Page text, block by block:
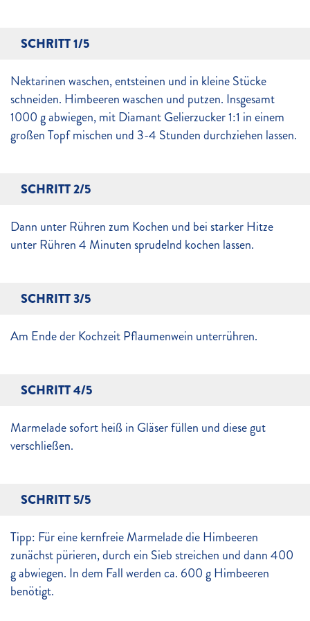
SCHRITT 1/5
Nektarinen waschen, entsteinen und in kleine Stücke
schneiden. Himbeeren waschen und putzen. Insgesamt
1000 g abwiegen, mit Diamant Gelierzucker 1:1 in einem
großen Topf mischen und 3-4 Stunden durchziehen lassen.
SCHRITT 2/5
Dann unter Rühren zum Kochen und bei starker Hitze
unter Rühren 4 Minuten sprudelnd kochen lassen.
SCHRITT 3/5
Am Ende der Kochzeit Pflaumenwein unterrühren.
SCHRITT 4/5
Marmelade sofort heiß in Gläser füllen und diese gut
verschließen.
SCHRITT 5/5
Tipp: Für eine kernfreie Marmelade die Himbeeren
zunächst pürieren, durch ein Sieb streichen und dann 400
g abwiegen. In dem Fall werden ca. 600 g Himbeeren
benötigt.